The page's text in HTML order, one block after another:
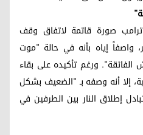
صورة قاتمة لاتفاق وقف
واصفاً إياه بأنه في حالة "موت
ورغم تأكيده على بقاء
إلا أنه وصفه بـ "الضعيف بشكل
إطلاق النار بين الطرفين في